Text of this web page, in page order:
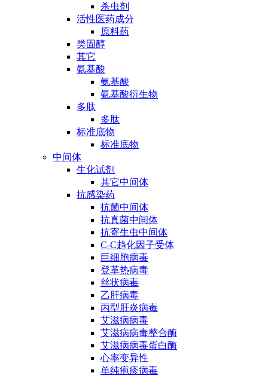
杀虫剂
活性医药成分
原料药
类固醇
其它
氨基酸
氨基酸
氨基酸衍生物
多肽
多肽
标准底物
标准底物
中间体
生化试剂
其它中间体
抗感染药
抗菌中间体
抗真菌中间体
抗寄生虫中间体
C-C趋化因子受体
巨细胞病毒
登革热病毒
丝状病毒
乙肝病毒
丙型肝炎病毒
艾滋病病毒
艾滋病病毒整合酶
艾滋病病毒蛋白酶
心率变异性
单纯疱疹病毒